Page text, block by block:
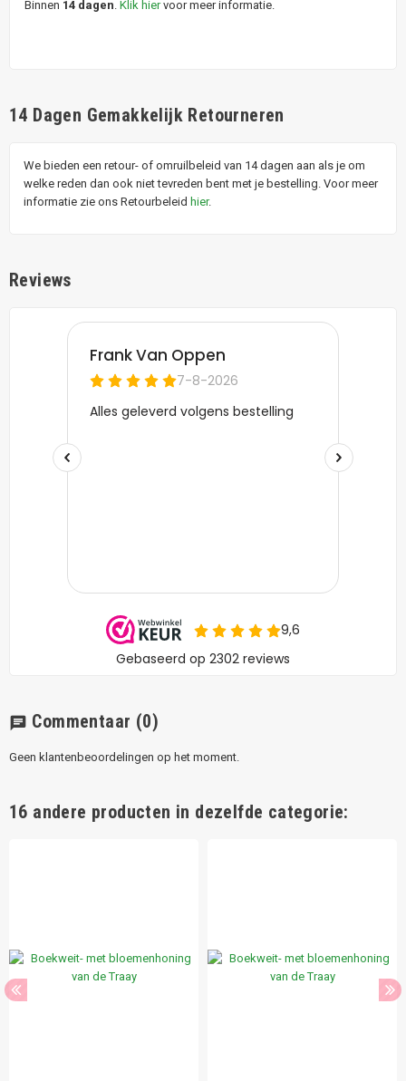
Binnen 14 dagen Klik hiervoor meer informatie.
14 Dagen Gemakkelijk Retourneren
We bieden een retour- of omruilbeleid van 14 dagen aan als je om
welke reden dan ook niet tevreden bent met je bestelling. Voor meer
informatie zie ons Retourbeleid hier.
Reviews
chat Commentaar (0)
Geen klantenbeoordelingen op het moment.
16 andere producten in dezelfde categorie: